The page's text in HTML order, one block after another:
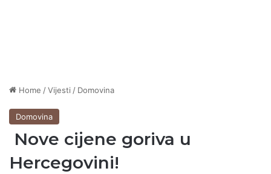
Home /Vijesti / Domovina
Domovina
Nove cijene goriva u
Hercegovini!